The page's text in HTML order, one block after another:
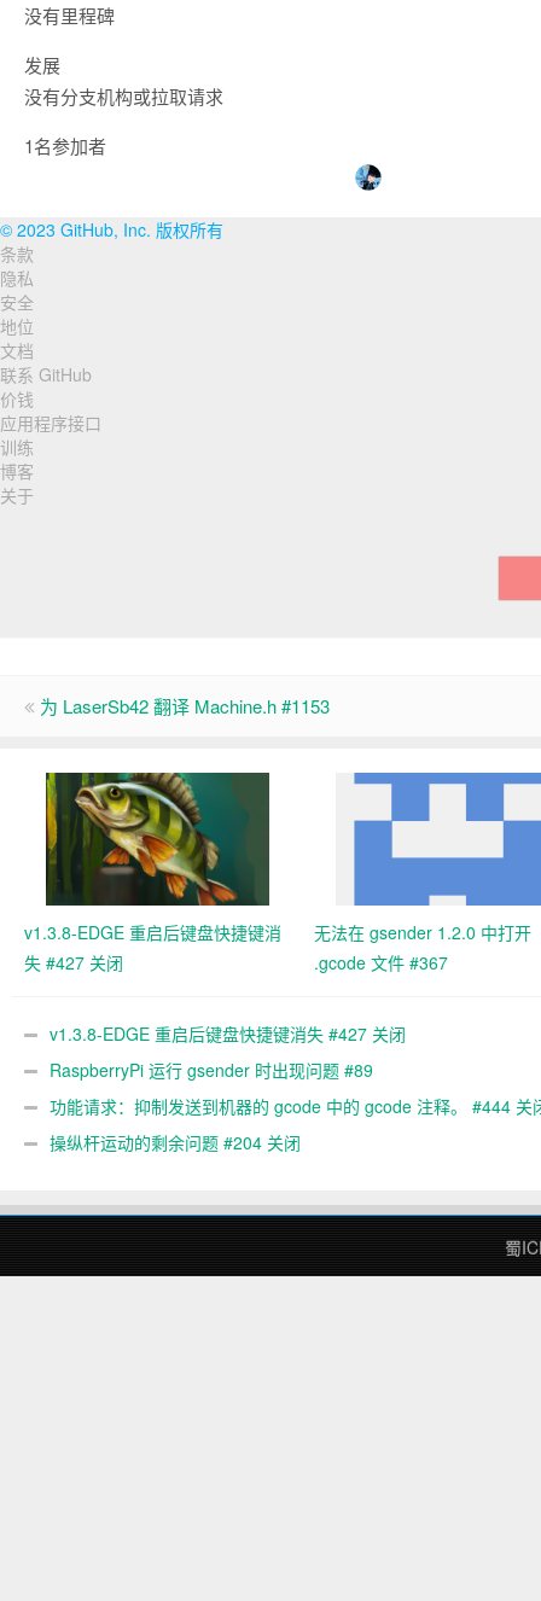
没有里程碑
发展
没有分支机构或拉取请求
1名参加者
© 2023 GitHub, Inc. 版权所有
页
脚
导
航
条款
隐私
安全
地位
文档
联系 GitHub
价钱
应用程序接口
训练
博客
关于
为 LaserSb42 翻译 Machine.h #1153
v1.3.8-EDGE 重启后键盘快捷键消
失 #427 关闭
无法在 gsender 1.2.0 中打开
.gcode 文件 #367
v1.3.8-EDGE 重启后键盘快捷键消失 #427 关闭
RaspberryPi 运行 gsender 时出现问题 #89
功能请求：抑制发送到机器的 gcode 中的 gcode 注释。 #444 关
操纵杆运动的剩余问题 #204 关闭
蜀